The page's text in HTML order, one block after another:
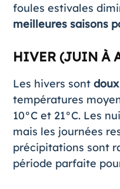
foules estivales
meilleures saisons
HIVER (JUIN À
Les hivers sont doux
températures
10°C et 21°C. Les
mais les journées
précipitations sont
période parfaite